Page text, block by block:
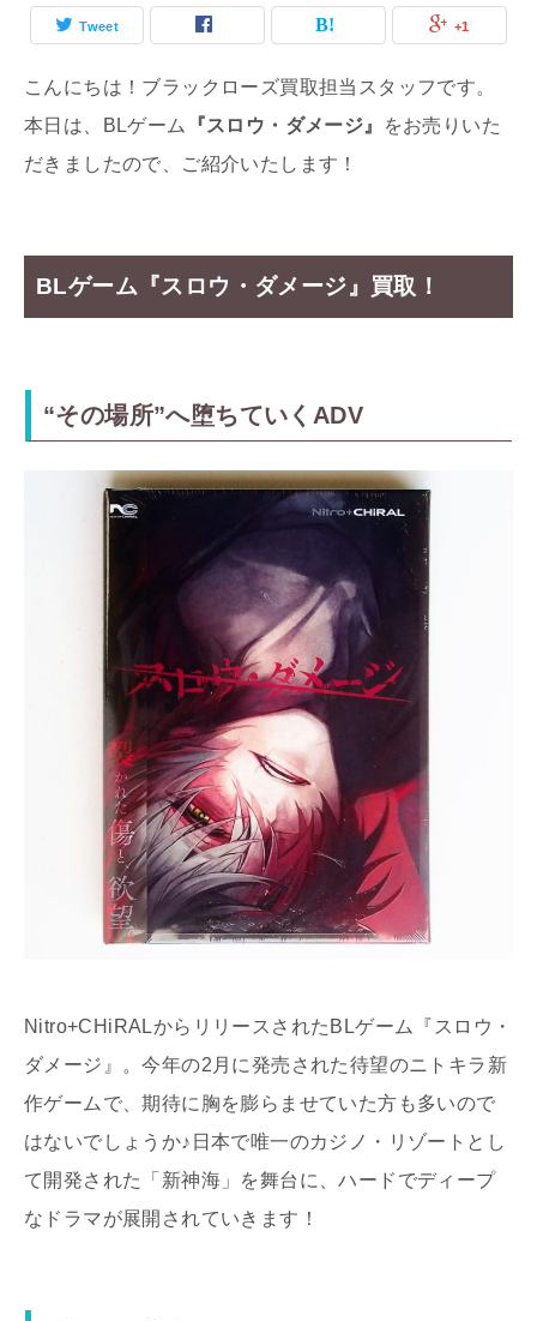
Tweet +1
こんにちは！ブラックローズ買取担当スタッフです。
本日は、BLゲーム
『スロウ・ダメージ』
をお売りいた
だきましたので、ご紹介いたします！
BLゲーム『スロウ・ダメージ』買取！
“その場所”へ堕ちていくADV
Nitro+CHiRALからリリースされたBLゲーム『スロウ・
ダメージ』。今年の2月に発売された待望のニトキラ新
作ゲームで、期待に胸を膨らませていた方も多いので
はないでしょうか♪日本で唯一のカジノ・リゾートとし
て開発された「新神海」を舞台に、ハードでディープ
なドラマが展開されていきます！